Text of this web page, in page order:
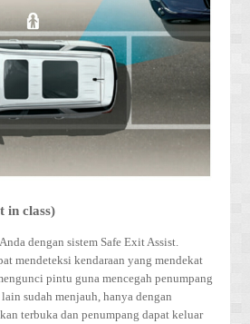
in class)
dengan sistem Safe Exit Assist.
mendeteksi kendaraan yang mendekat
pintu guna mencegah penumpang
sudah menjauh, hanya dengan
terbuka dan penumpang dapat keluar